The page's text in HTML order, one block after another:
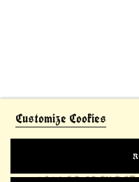
Customize Cookies